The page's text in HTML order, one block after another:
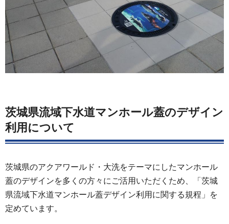
茨城県流域下水道マンホール蓋のデザイン
利用について
茨城県のアクアワールド・大洗をテーマにしたマンホール
蓋のデザインを多くの方々にご活用いただくため、「茨城
県流域下水道マンホール蓋デザイン利用に関する規程」を
定めています。